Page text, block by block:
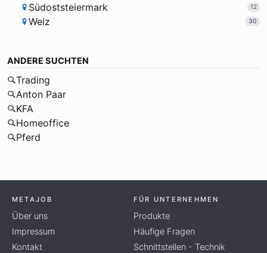
Südoststeiermark 12
Weiz 30
ANDERE SUCHTEN
Trading
Anton Paar
KFA
Homeoffice
Pferd
METAJOB
Über uns
Impressum
Kontakt
FÜR UNTERNEHMEN
Produkte
Häufige Fragen
Schnittstellen - Technik